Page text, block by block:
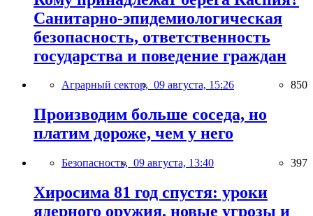
Санитарно-эпидемиологическая
безопасность, ответственность
государства и поведение граждан
Аграрный сектор, 09 августа, 15:26 850
Производим больше соседа, но
платим дороже, чем у него
Безопасность, 09 августа, 13:40 397
Хиросима 81 год спустя: уроки
ядерного оружия, новые угрозы и